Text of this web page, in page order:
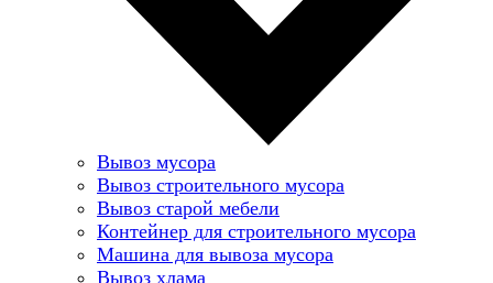
Вывоз мусора
Вывоз строительного мусора
Вывоз старой мебели
Контейнер для строительного мусора
Машина для вывоза мусора
Вывоз хлама